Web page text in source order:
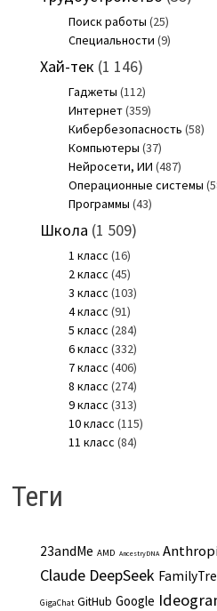
Поиск работы (25)
Специальности (9)
Хай-тек (1 146)
Гаджеты (112)
Интернет(359)
Кибербезопасность (58)
Компьютеры (37)
Нейросети, ИИ (487)
Операционные системы
Программы (43)
Школа (1 509)
1 класс (16)
2 класс (45)
3 класс (103)
4 класс (91)
5 класс (284)
6 класс (332)
7 класс (406)
8 класс (274)
9 класс (313)
10 класс (115)
11 класс (84)
Теги
23andMe AMD AncestryDNA
Claude DeepSeek
GigaChat GitHub Google